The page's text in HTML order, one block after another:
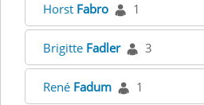
Horst Fabro 1
Brigitte Fadler 3
René Fadum 1